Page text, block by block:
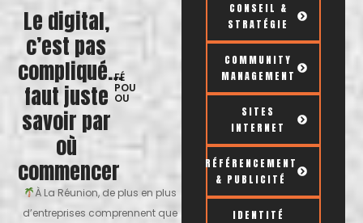
Le digital,
c’est pas
compliqué…
faut juste
savoir par
où
commencer
FÉ
POU
OU
À La Réunion, de plus en plus
d’entreprises comprennent que
CONSEIL &
STRATÉGIE
COMMUNITY
MANAGEMENT
SITES
INTERNET
RÉFÉRENCEMENT
& PUBLICITÉ
IDENTITÉ